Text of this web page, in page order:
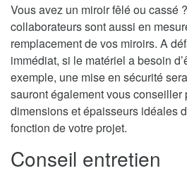
Vous avez un miroir fêlé ou cassé
collaborateurs sont aussi en
remplacement de vos miroirs. A
immédiat, si le matériel a besoin
exemple, une mise en sécurité
sauront également vous conseiller
dimensions et épaisseurs idéales
fonction de votre projet.
Conseil entretien